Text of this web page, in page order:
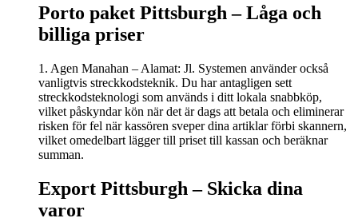
Porto paket Pittsburgh – Låga och
billiga priser
1. Agen Manahan – Alamat: Jl. Systemen använder också
vanligtvis streckkodsteknik. Du har antagligen sett
streckkodsteknologi som används i ditt lokala snabbköp,
vilket påskyndar kön när det är dags att betala och eliminerar
risken för fel när kassören sveper dina artiklar förbi skannern,
vilket omedelbart lägger till priset till kassan och beräknar
summan.
Export Pittsburgh – Skicka dina
varor